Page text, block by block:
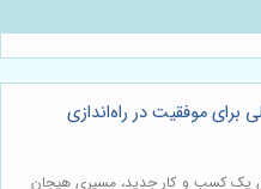
موفقیت در راه‌اندازی
یک کسب و کار جدید، مسیری هیجان